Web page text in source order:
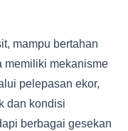
mampu bertahan
memiliki mekanisme
pelepasan ekor,
dan kondisi
berbagai gesekan